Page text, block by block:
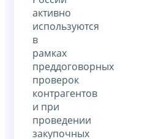
активно
используются
в
рамках
преддоговорных
проверок
контрагентов
и при
проведении
закупочных